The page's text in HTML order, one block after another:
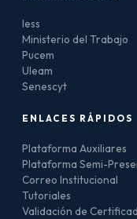
Iess
Ministerio del Trabajo
Pucem
Uleam
Senescyt
ENLACES RÁPIDOS
Plataforma Auxiliares
Plataforma Semi-
Correo Institucional
Tutoriales
Validación de